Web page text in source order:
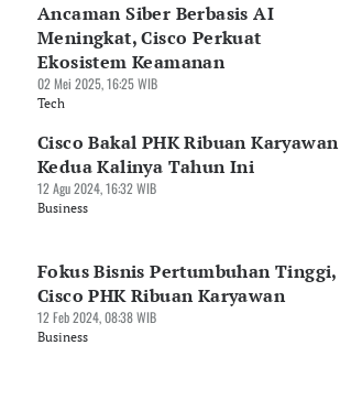
Ancaman Siber Berbasis AI
Meningkat, Cisco Perkuat
Ekosistem Keamanan
02 Mei 2025, 16:25 WIB
Tech
Cisco Bakal PHK Ribuan Karyawan
Kedua Kalinya Tahun Ini
12 Agu 2024, 16:32 WIB
Business
Fokus Bisnis Pertumbuhan Tinggi,
Cisco PHK Ribuan Karyawan
12 Feb 2024, 08:38 WIB
Business